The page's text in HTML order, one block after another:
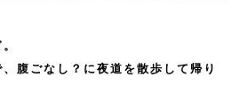
腹ごなし？に夜道を散歩して帰り